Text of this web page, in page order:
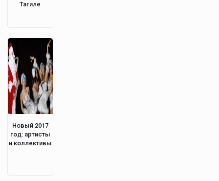
Тагиле
Новый 2017
год: артисты
и коллективы